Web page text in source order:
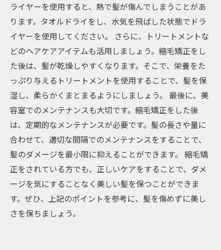
ライヤーを使用すると、熱で髪が傷んでしまうことがあ
ります。タオルドライをし、水気を飛ばした状態でドラ
イヤーを使用してください。 さらに、トリートメントな
どのヘアケアアイテムも活用しましょう。縮毛矯正をし
た後は、髪が乾燥しやすくなります。そこで、栄養をた
っぷり与えるトリートメントを使用することで、髪を保
湿し、柔らかくまとまるようにしましょう。 最後に、美
容室でのメンテナンスも大切です。縮毛矯正をした後
は、定期的なメンテナンスが必要です。髪の長さや量に
合わせて、適切な間隔でのメンテナンスをすることで、
髪のダメージを最小限に抑えることができます。 縮毛矯
正をされている方でも、正しいケアをすることで、ダメ
ージを気にすることなく美しい髪を保つことができま
す。ぜひ、上記のポイントを参考に、髪を傷めずに美し
さを保ちましょう。